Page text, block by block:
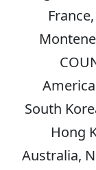
America
South
Hong
Australia,